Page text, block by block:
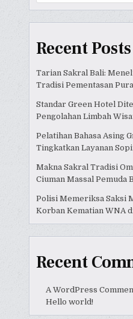
Recent Posts
Tarian Sakral Bali:
Tradisi Pementasan
Standar Green Hotel
Pengolahan Limbah
Pelatihan Bahasa Asing
Tingkatkan Layanan
Makna Sakral Tradisi
Ciuman Massal Pemuda
Polisi Memeriksa Saksi
Korban Kematian WNA
Recent
A WordPress
Hello world!